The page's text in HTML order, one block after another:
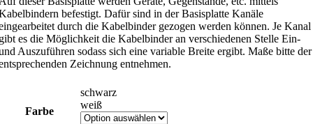
befestigt. Dafür sind in der Basisplatte Kanäle
durch die Kabelbinder gezogen werden können. Je Kanal
es die Möglichkeit die Kabelbinder an verschiedenen Stelle Ein-
Auszuführen sodass sich eine variable Breite ergibt. Maße bitte der
Zeichnung entnehmen.
Farbe
schwarz
weiß